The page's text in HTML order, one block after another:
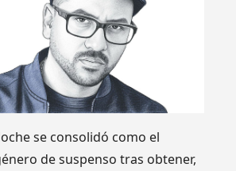
se consolidó como el
de suspenso tras obtener,